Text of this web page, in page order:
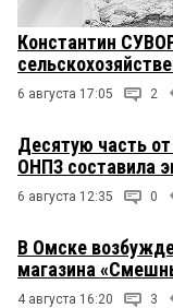
Константин
6 августа 17:05 2
Десятую часть
ОНПЗ составила
6 августа 12:35 0
В Омске
магазина
4 августа 16:20 3